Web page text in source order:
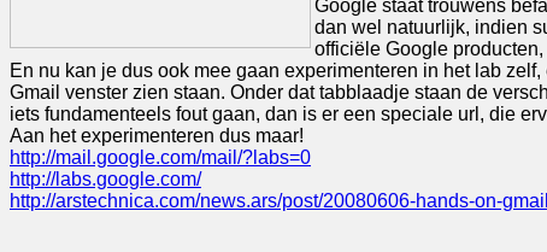
Google staat trouwens
dan wel natuurlijk, indien
officiële Google
En nu kan je dus ook mee gaan experimenteren in het lab
Gmail venster zien staan. Onder dat tabblaadje staan de
iets fundamenteels fout gaan, dan is er een speciale url, die
Aan het experimenteren dus maar!
http://mail.google.com/mail/?labs=0
http://labs.google.com/
http://arstechnica.com/news.ars/post/20080606-hands-on-